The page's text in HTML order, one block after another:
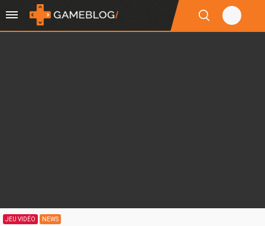
JEU VIDÉO NEWS